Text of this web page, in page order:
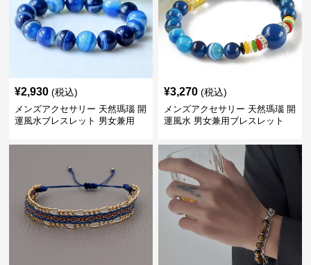
¥2,930 (税込)
メンズアクセサリー 天然瑪瑙 開
運風水ブレスレット 男女兼用
¥3,270 (税込)
メンズアクセサリー 天然瑪瑙 開
運風水 男女兼用ブレスレット